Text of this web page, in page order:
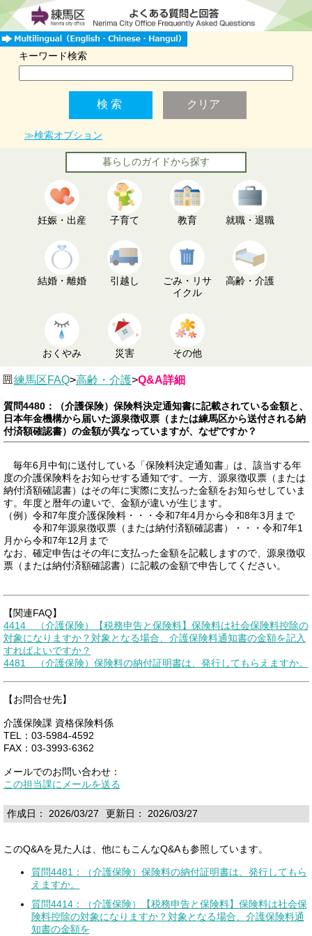
キーワード検索
≫検索オプション
暮らしのガイドから探す
妊娠・出産 子育て 教育 就職・退職
結婚・離婚 引越し
ごみ・リサ
イクル
高齢・介護
おくやみ 災害 その他
練馬区FAQ>高齢・介護>Q&A詳細
質問4480：（介護保険）保険料決定通知書に記載されている金額と、
日本年金機構から届いた源泉徴収票（または練馬区から送付される納
付済額確認書）の金額が異なっていますが、なぜですか？
毎年6月中旬に送付している「保険料決定通知書」は、該当する年
度の介護保険料をお知らせする通知です。一方、源泉徴収票（または
納付済額確認書）はその年に実際に支払った金額をお知らせしていま
す。年度と暦年の違いで、金額が違いが生じます。
（例）令和7年度介護保険料・・・令和7年4月から令和8年3月まで
令和7年源泉徴収票（または納付済額確認書）・・・令和7年1
月から令和7年12月まで
なお、確定申告はその年に支払った金額を記載しますので、源泉徴収
票（または納付済額確認書）に記載の金額で申告してください。
【関連FAQ】
4414 （介護保険）【税務申告と保険料】保険料は社会保険料控除の
対象になりますか？対象となる場合、介護保険料通知書の金額を記入
すればよいですか？
4481 （介護保険）保険料の納付証明書は、発行してもらえますか。
【お問合せ先】
介護保険課 資格保険料係
TEL：03-5984-4592
FAX：03-3993-6362
メールでのお問い合わせ：
この担当課にメールを送る
作成日： 2026/03/27 更新日： 2026/03/27
このQ&Aを見た人は、他にもこんなQ&Aも参照しています。
質問4481：（介護保険）保険料の納付証明書は、発行してもら
えますか。
質問4414：（介護保険）【税務申告と保険料】保険料は社会保
険料控除の対象になりますか？対象となる場合、介護保険料通
知書の金額を